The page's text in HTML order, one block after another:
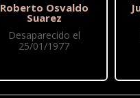
Roberto Osvaldo
Suarez
Desaparecido el
25/01/1977